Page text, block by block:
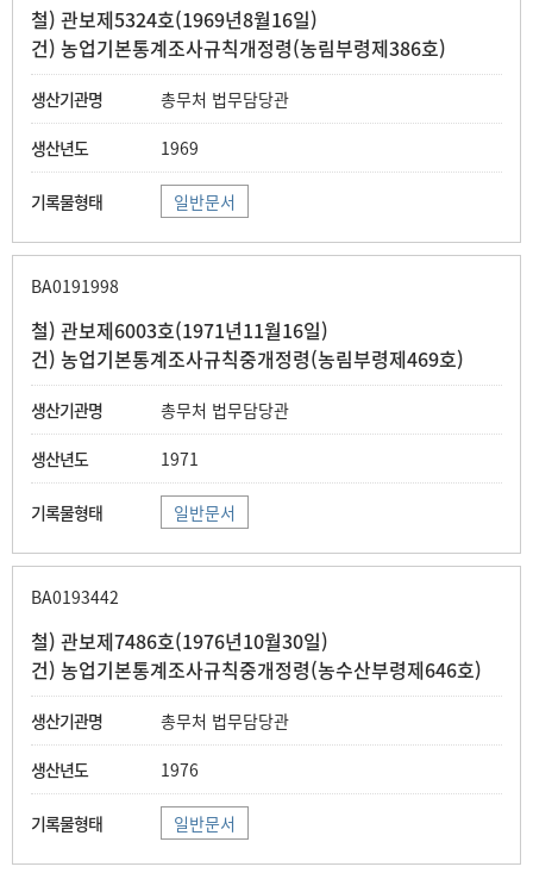
철) 관보제5324호(1969년8월16일)
건) 농업기본통계조사규칙개정령(농림부령제386호)
총무처 법무담당관
1969
일반문서
BA0191998
철) 관보제6003호(1971년11월16일)
건) 농업기본통계조사규칙중개정령(농림부령제469호)
총무처 법무담당관
1971
일반문서
BA0193442
철) 관보제7486호(1976년10월30일)
건) 농업기본통계조사규칙중개정령(농수산부령제646호)
총무처 법무담당관
1976
일반문서